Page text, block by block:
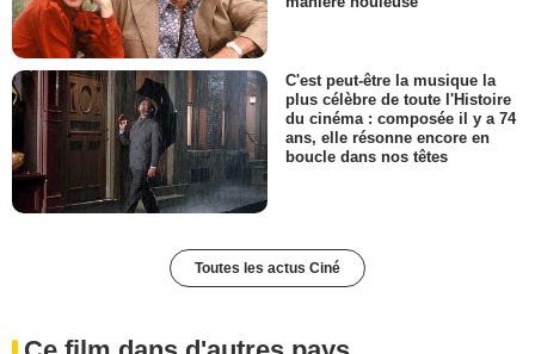
C'est peut-être la musique la
plus célèbre de toute l'Histoire
du cinéma : composée il y a 74
ans, elle résonne encore en
boucle dans nos têtes
Toutes les actus Ciné